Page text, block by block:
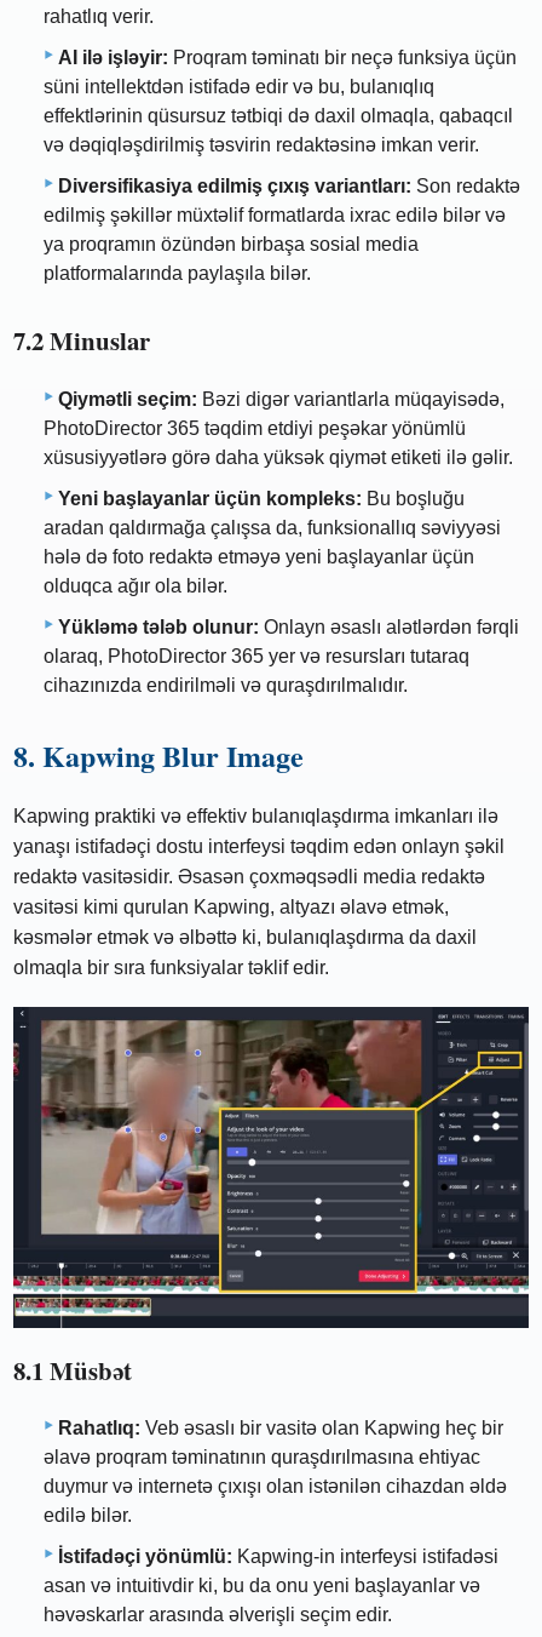
rahatlıq verir.
AI ilə işləyir: Proqram təminatı bir neçə funksiya üçün
süni intellektdən istifadə edir və bu, bulanıqlıq
effektlərinin qüsursuz tətbiqi də daxil olmaqla, qabaqcıl
və dəqiqləşdirilmiş təsvirin redaktəsinə imkan verir.
Diversifikasiya edilmiş çıxış variantları: Son redaktə
edilmiş şəkillər müxtəlif formatlarda ixrac edilə bilər və
ya proqramın özündən birbaşa sosial media
platformalarında paylaşıla bilər.
7.2 Minuslar
Qiymətli seçim: Bəzi digər variantlarla müqayisədə,
PhotoDirector 365 təqdim etdiyi peşəkar yönümlü
xüsusiyyətlərə görə daha yüksək qiymət etiketi ilə gəlir.
Yeni başlayanlar üçün kompleks: Bu boşluğu
aradan qaldırmağa çalışsa da, funksionallıq səviyyəsi
hələ də foto redaktə etməyə yeni başlayanlar üçün
olduqca ağır ola bilər.
Yükləmə tələb olunur: Onlayn əsaslı alətlərdən fərqli
olaraq, PhotoDirector 365 yer və resursları tutaraq
cihazınızda endirilməli və quraşdırılmalıdır.
8. Kapwing Blur Image
Kapwing praktiki və effektiv bulanıqlaşdırma imkanları ilə
yanaşı istifadəçi dostu interfeysi təqdim edən onlayn şəkil
redaktə vasitəsidir. Əsasən çoxməqsədli media redaktə
vasitəsi kimi qurulan Kapwing, altyazı əlavə etmək,
kəsmələr etmək və əlbəttə ki, bulanıqlaşdırma da daxil
olmaqla bir sıra funksiyalar təklif edir.
8.1 Müsbət
Rahatlıq: Veb əsaslı bir vasitə olan Kapwing heç bir
əlavə proqram təminatının quraşdırılmasına ehtiyac
duymur və internetə çıxışı olan istənilən cihazdan əldə
edilə bilər.
İstifadəçi yönümlü: Kapwing-in interfeysi istifadəsi
asan və intuitivdir ki, bu da onu yeni başlayanlar və
həvəskarlar arasında əlverişli seçim edir.